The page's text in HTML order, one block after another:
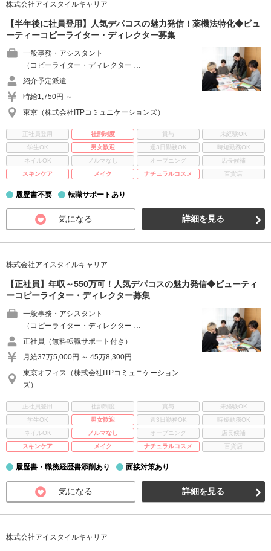
株式会社アイスタイルキャリア
【半年後に社員登用】人気デパコスの魅力発信！薬機法特化◆ビュ
ーティーコピーライター・ディレクター募集
一般事務・アシスタント
（コピーライター・ディレクター …
紹介予定派遣
時給1,750円 ～
東京（株式会社ITPコミュニケーションズ）
正社員登用 社割制度 賞与
未経験OK
学生OK
男女歓迎 週3日勤務OK
時短勤務OK
ネイルOK
ノルマなし オープニング
店長候補
スキンケア
メイク ナチュラルコスメ 百貨店
履歴書不要 転職サポートあり
気になる 詳細を見る
株式会社アイスタイルキャリア
【正社員】年収～550万可！人気デパコスの魅力発信◆ビューティ
ーコピーライター・ディレクター募集
一般事務・アシスタント
（コピーライター・ディレクター …
正社員（無料転職サポート付き）
月給37万5,000円 ～ 45万8,300円
東京オフィス（株式会社ITPコミュニケーション
ズ）
正社員登用 社割制度 賞与
未経験OK
学生OK
男女歓迎 週3日勤務OK
時短勤務OK
ネイルOK
ノルマなし オープニング
店長候補
スキンケア
メイク ナチュラルコスメ 百貨店
履歴書・職務経歴書添削あり 面接対策あり
気になる 詳細を見る
株式会社アイスタイルキャリア